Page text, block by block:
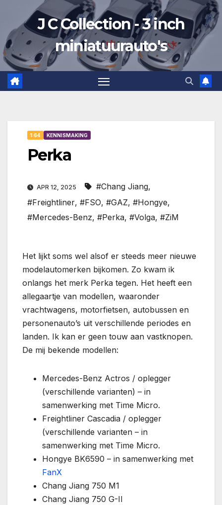
de
inhoud
J C Collection - 3 inch
miniatuurauto's
1:64 KENNISMAKING
Perka
APR 12, 2025 #Chang Jiang,
#Freightliner, #FSO, #GAZ, #Hongye,
#Mercedes-Benz, #Perka, #Volga, #ZiM
Het lijkt soms wel alsof er steeds meer nieuwe
modelautomerken bijkomen. Zo kwam ik
onlangs het merk Perka tegen. Het heeft een
allegaartje van modellen, waaronder
vrachtwagens, motorfietsen, autobussen en
personenauto’s uit verschillende periodes en
landen. Ik kan er geen touw aan vastknopen.
De mij bekende modellen:
Mercedes-Benz Actros / oplegger
(verschillende varianten) – in
samenwerking met Time Micro.
Freightliner Cascadia / oplegger
(verschillende varianten – in
samenwerking met Time Micro.
Hongye BK6590 – in samenwerking met
FanX
Chang Jiang 750 M1
Chang Jiang 750 G-II